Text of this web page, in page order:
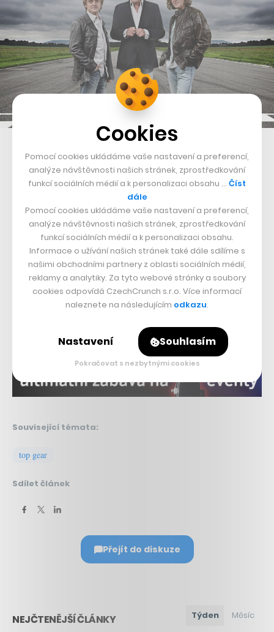
O co půjde? Víceméně o moderovaná fóra, na které
bude přispívat nejen samotná trojice, ale i nespočet
dalších osobností z automobilového světa. To vše
propojené se sociálními sítěmi, s možností účinkování
„běžných“ lidí, kteří se mohou do tvorby komunity
aktivně zapojit a spolupracovat přímo s Richardem,
Hammondem nebo Jamesem, informujeTechCrunch
Nepřehlédněte:
Související témata:
top gear
Sdílet článek
Přejít do diskuze
NEJČTENĚJŠÍ ČLÁNKY Týden Měsíc
Cookies
Pomocí cookies ukládáme vaše nastavení a preferencí,
analýze návštěvnosti našich stránek, zprostředkování
funkcí sociálních médií a k personalizaci obsahu … Číst
dále
Pomocí cookies ukládáme vaše nastavení a preferencí,
analýze návštěvnosti našich stránek, zprostředkování
funkcí sociálních médií a k personalizaci obsahu.
Informace o užívání našich stránek také dále sdílíme s
našimi obchodními partnery z oblasti sociálních médií,
reklamy a analytiky. Za tyto webové stránky a soubory
cookies odpovídá CzechCrunch s.r.o. Více informací
naleznete na následujícím odkazu.
Nastavení Souhlasím
Pokračovat s nezbytnými cookies